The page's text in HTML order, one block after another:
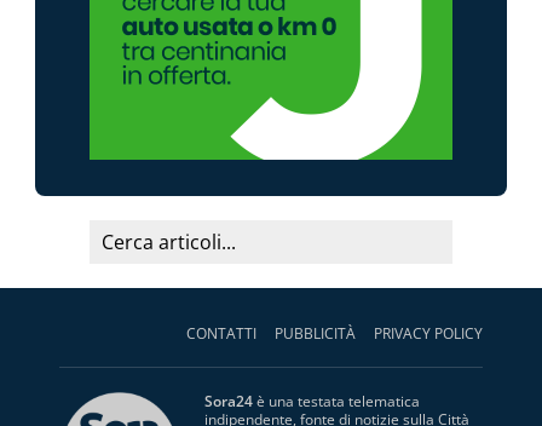
CONTATTI PUBBLICITÀ PRIVACY POLICY
Sora24è una testata telematica
indipendente, fonte di notizie sulla Città